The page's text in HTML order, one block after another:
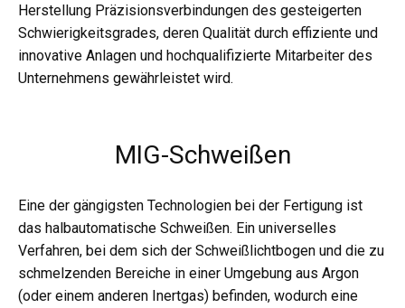
Herstellung Präzisionsverbindungen des gesteigerten
Schwierigkeitsgrades, deren Qualität durch effiziente und
innovative Anlagen und hochqualifizierte Mitarbeiter des
Unternehmens gewährleistet wird.
MIG-Schweißen
Eine der gängigsten Technologien bei der Fertigung ist
das halbautomatische Schweißen. Ein universelles
Verfahren, bei dem sich der Schweißlichtbogen und die zu
schmelzenden Bereiche in einer Umgebung aus Argon
(oder einem anderen Inertgas) befinden, wodurch eine